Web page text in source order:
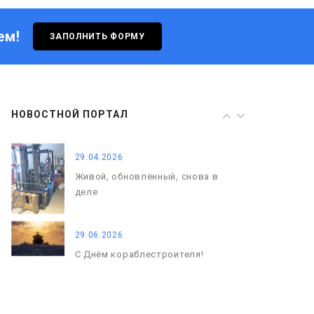
ЗАПОЛНИТЬ ФОРМУ
НОВОСТНОЙ ПОРТАЛ
С Днём кораблестроителя!
С Днём Победы. Память, которая
29.04.2026
Живой, обновлённый, снова в
деле
29.06.2026
С Днём кораблестроителя!